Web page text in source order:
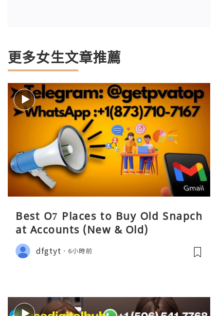
更多女生文章推薦
Best O7 Places to Buy Old Snapch
at Accounts (New & Old)
dfgtyt 6小時前